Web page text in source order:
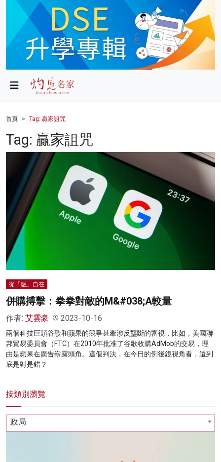
政局
財經
健康
商業
科技
影片
名家榜
首頁 Tag: 贏家詛咒
Tag: 贏家詛咒
從「融」自在
併購搏擊：拳拳對敵的M&#038;A較量
作者: 艾雲豪 2023-10-16
兩個科技巨頭谷歌和蘋果的競爭甚牽涉反壟斷的審視，比如，美國聯
邦貿易委員會（FTC）在2010年批准了谷歌收購AdMob的交易，理
由是蘋果在廣告嶄露頭角。這個判決，在今日的倒後鏡視角看，還到
底是對是錯？
按類別瀏覽
政局